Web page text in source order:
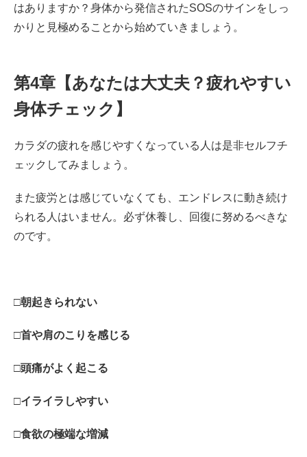
はありますか？身体から発信されたSOSのサインをしっ
かりと見極めることから始めていきましょう。
第4章【あなたは大丈夫？疲れやすい
身体チェック】
カラダの疲れを感じやすくなっている人は是非セルフチ
ェックしてみましょう。
また疲労とは感じていなくても、エンドレスに動き続け
られる人はいません。必ず休養し、回復に努めるべきな
のです。
□朝起きられない
□首や肩のこりを感じる
□頭痛がよく起こる
□イライラしやすい
□食欲の極端な増減